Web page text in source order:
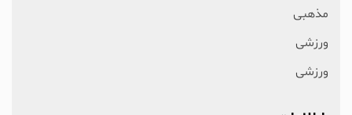
مذهبی
ورزشی
ورزشی